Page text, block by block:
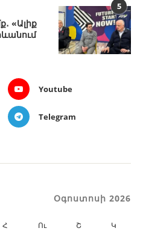
5
«Ալիք
Youtube
Telegram
Օգոստոսի 2026
Հ Ու Շ Կ